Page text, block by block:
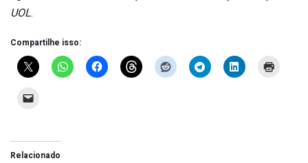
UOL.
Compartilhe isso:
Relacionado